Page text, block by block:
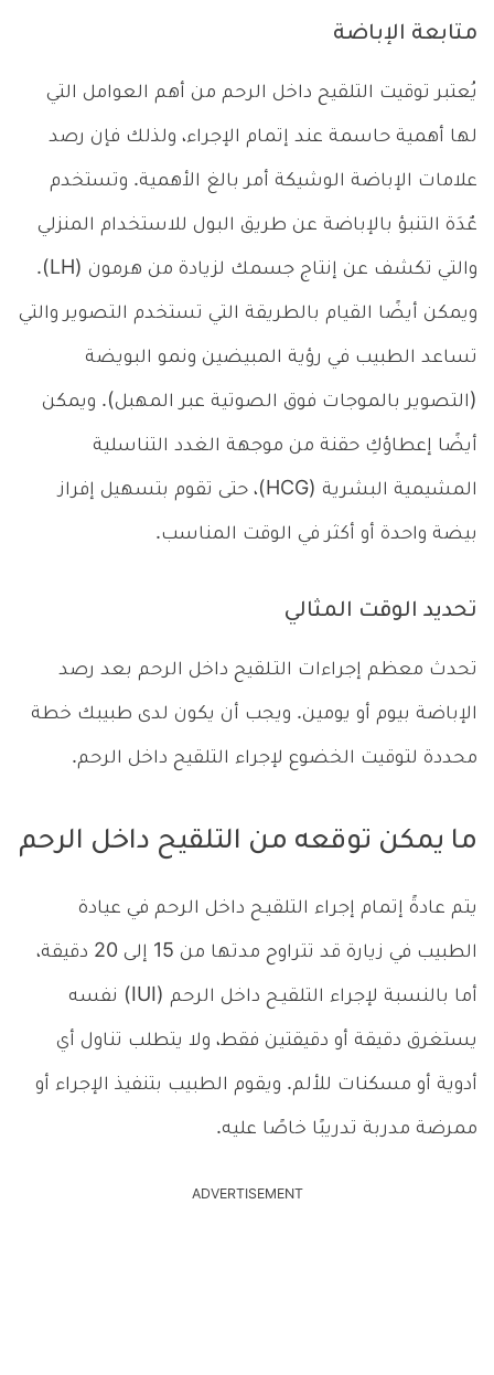
متابعة الإباضة
يُعتبر توقيت التلقيح داخل الرحم من أهم العوامل التي
لها أهمية حاسمة عند إتمام الإجراء، ولذلك فإن رصد
علامات الإباضة الوشيكة أمر بالغ الأهمية. وتستخدم
عٌدَة التنبؤ بالإباضة عن طريق البول للاستخدام المنزلي
والتي تكشف عن إنتاج جسمك لزيادة من هرمون (LH).
ويمكن أيضًا القيام بالطريقة التي تستخدم التصوير والتي
تساعد الطبيب في رؤية المبيضين ونمو البويضة
(التصوير بالموجات فوق الصوتية عبر المهبل). ويمكن
أيضًا إعطاؤكِ حقنة من موجهة الغدد التناسلية
المشيمية البشرية (HCG)، حتى تقوم بتسهيل إفراز
بيضة واحدة أو أكثر في الوقت المناسب.
تحديد الوقت المثالي
تحدث معظم إجراءات التـلقيح داخل الرحم بعد رصد
الإباضة بيوم أو يومين. ويجب أن يكون لدى طبيبك خطة
محددة لتوقيت الخضوع لإجراء التلقيح داخل الرحم.
ما يمكن توقعه من التلقيح داخل الرحم
يتم عادةً إتمام إجراء التلقيـح داخل الرحم في عيادة
الطبيب في زيارة قد تتراوح مدتها من 15 إلى 20 دقيقة،
أما بالنسبة لإجراء التلقيـح داخل الرحم (IUI) نفسه
يستغرق دقيقة أو دقيقتين فقط، ولا يتطلب تناول أي
أدوية أو مسكنات للألم. ويقوم الطبيب بتنفيذ الإجراء أو
ممرضة مدربة تدريبًا خاصًا عليه.
ADVERTISEMENT